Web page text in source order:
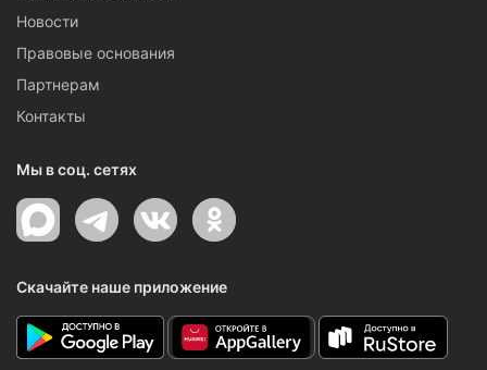
Новости
Правовые основания
Партнерам
Контакты
Мы в соц. сетях
Скачайте наше приложение